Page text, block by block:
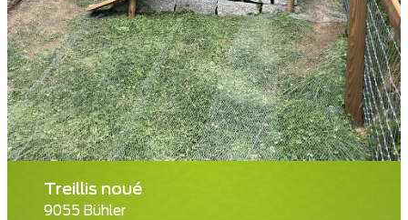
Treillis noué
9055 Bühler